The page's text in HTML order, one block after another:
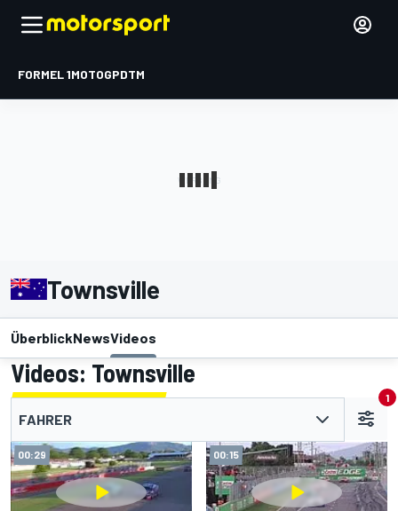
FORMEL 1MOTOGPDTM
Townsville
ÜberblickNewsVideos
Videos: Townsville
FAHRER
1
00:29 00:15